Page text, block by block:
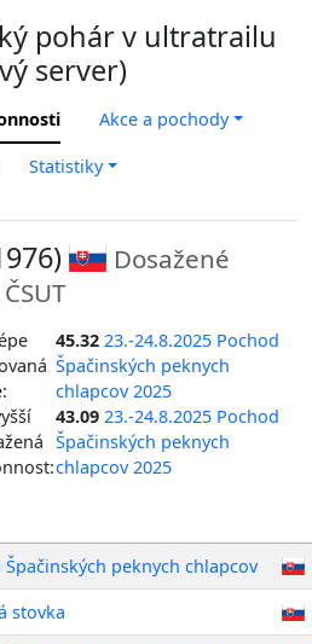
pohár v ultratrailu
server)
Akce a pochody
Statistiky
Dosažené
45.32 23.-24.8.2025 Pochod
Špačinských peknych
chlapcov 2025
43.09 23.-24.8.2025 Pochod
Špačinských peknych
chlapcov 2025
Špačinských peknych chlapcov
stovka